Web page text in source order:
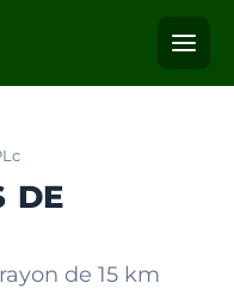
DE
de 15 km